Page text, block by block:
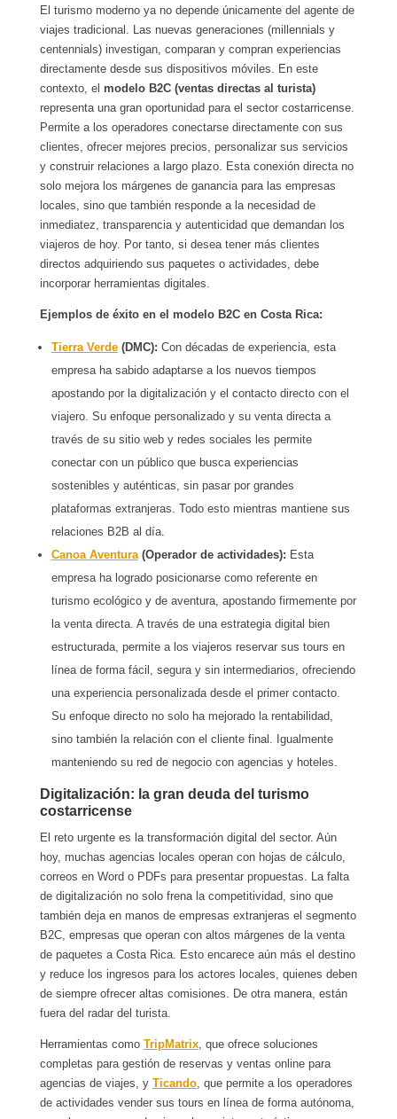
El turismo moderno ya no depende únicamente del agente de
viajes tradicional. Las nuevas generaciones (millennials y
centennials) investigan, comparan y compran experiencias
directamente desde sus dispositivos móviles. En este
contexto, el modelo B2C (ventas directas al turista)
representa una gran oportunidad para el sector costarricense.
Permite a los operadores conectarse directamente con sus
clientes, ofrecer mejores precios, personalizar sus servicios
y construir relaciones a largo plazo. Esta conexión directa no
solo mejora los márgenes de ganancia para las empresas
locales, sino que también responde a la necesidad de
inmediatez, transparencia y autenticidad que demandan los
viajeros de hoy. Por tanto, si desea tener más clientes
directos adquiriendo sus paquetes o actividades, debe
incorporar herramientas digitales.
Ejemplos de éxito en el modelo B2C en Costa Rica:
Tierra Verde(DMC): Con décadas de experiencia, esta
empresa ha sabido adaptarse a los nuevos tiempos
apostando por la digitalización y el contacto directo con el
viajero. Su enfoque personalizado y su venta directa a
través de su sitio web y redes sociales les permite
conectar con un público que busca experiencias
sostenibles y auténticas, sin pasar por grandes
plataformas extranjeras. Todo esto mientras mantiene sus
relaciones B2B al día.
Canoa Aventura(Operador de actividades): Esta
empresa ha logrado posicionarse como referente en
turismo ecológico y de aventura, apostando firmemente por
la venta directa. A través de una estrategia digital bien
estructurada, permite a los viajeros reservar sus tours en
línea de forma fácil, segura y sin intermediarios, ofreciendo
una experiencia personalizada desde el primer contacto.
Su enfoque directo no solo ha mejorado la rentabilidad,
sino también la relación con el cliente final. Igualmente
manteniendo su red de negocio con agencias y hoteles.
Digitalización: la gran deuda del turismo
costarricense
El reto urgente es la transformación digital del sector. Aún
hoy, muchas agencias locales operan con hojas de cálculo,
correos en Word o PDFs para presentar propuestas. La falta
de digitalización no solo frena la competitividad, sino que
también deja en manos de empresas extranjeras el segmento
B2C, empresas que operan con altos márgenes de la venta
de paquetes a Costa Rica. Esto encarece aún más el destino
y reduce los ingresos para los actores locales, quienes deben
de siempre ofrecer altas comisiones. De otra manera, están
fuera del radar del turista.
Herramientas como TripMatrix, que ofrece soluciones
completas para gestión de reservas y ventas online para
agencias de viajes, y Ticando, que permite a los operadores
de actividades vender sus tours en línea de forma autónoma,